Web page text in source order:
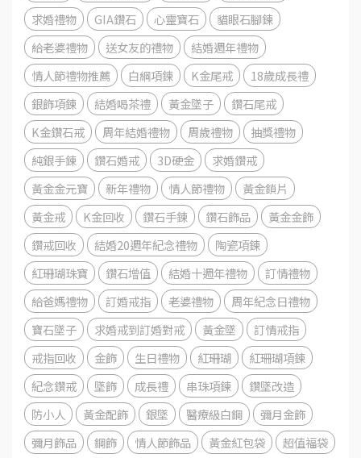
求婚禮物
GIA鑽石 心靈寶石
貓眼石腳鍊
給老婆禮物
送女友的禮物
結婚週年禮物
情人節禮物推薦
白綱項鍊 K金尾戒
18歲成長禮
銀飾項鍊
結婚喝茶禮 黃金墜子
鑽石尾戒
K金鑽石戒
周年結婚禮物 周歲禮物
抽獎禮物
純銀手鍊
鑽石婚戒 3D硬金
求婚鑽戒
黃金金元寶
新年禮物 情人節禮物
黃金鎖片
黃金戒
K金回收 鑽石手鍊 鑽石飾品
黃金金飾
鑽戒回收
結婚20週年紀念禮物
陶瓷項鍊
紅珊瑚珠寶
鑽石增值 結婚十週年禮物
訂情禮物
給爸媽禮物
訂婚戒指 老婆禮物
周年紀念日禮物
寶石墜子
求婚戒到訂婚對戒 黃金墜
訂情戒指
戒指回收
金飾 生日禮物 紅珊瑚
紅珊瑚項鍊
紀念鑽戒
墜飾 成長禮 串珠項鍊
鑽墜改造
防小人
黃金配飾 銀墜 醫療級白鋼
彌月金飾
彌月飾品
鋼飾 情人節飾品 黃金紅包袋
超值福袋